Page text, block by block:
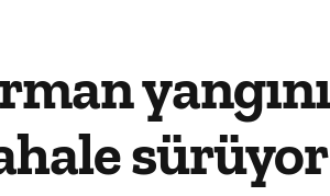
yangını
sürüyor